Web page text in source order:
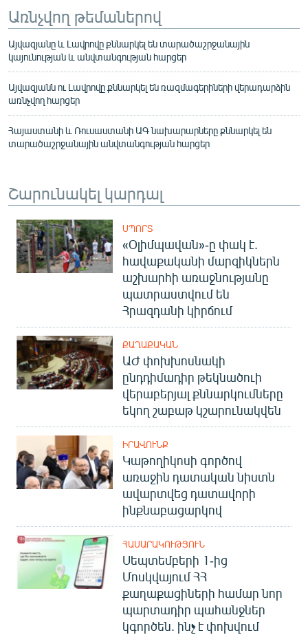
Առնչվող թեմաներով
Այվազյանը և Լավրովը քննարկել են տարածաշրջանային
կայունության և անվտանգության հարցեր
Այվազյանն ու Լավրովը քննարկել են ռազմագերիների վերադարձին
առնչվող հարցեր
Հայաստանի և Ռուսաստանի ԱԳ նախարարները քննարկել են
տարածաշրջանային անվտանգության հարցեր
Շարունակել կարդալ
ՍՊՈՐՏ
«Օլիմպավան»-ը փակ է.
հավաքականի մարզիկներն
աշխարհի առաջնությանը
պատրաստվում են
Հրազդանի կիրճում
ՔԱՂԱՔԱԿԱՆ
ԱԺ փոխխոսնակի
ընդդիմադիր թեկնածուի
վերաբերյալ քննարկումները
եկող շաբաթ կշարունակվեն
ԻՐԱՎՈՒՆՔ
Կաթողիկոսի գործով
առաջին դատական նիստն
ավարտվեց դատավորի
ինքնաբացարկով
ՀԱՍԱՐԱԿՈՒԹՅՈՒՆ
Սեպտեմբերի 1-ից
Մոսկվայում ՀՀ
քաղաքացիների համար նոր
պարտադիր պահանջներ
կգործեն. ինչ է փոխվում